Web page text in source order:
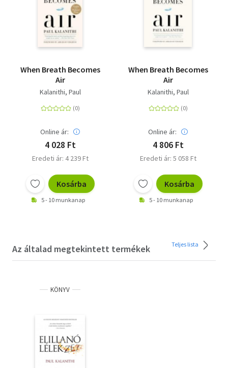
When Breath Becomes
Air
Kalanithi, Paul
Online ár:
4 028 Ft
Eredeti ár: 4 239 Ft
Kosárba
5 - 10 munkanap
When Breath Becomes
Air
Kalanithi, Paul
Online ár:
4 806 Ft
Eredeti ár: 5 058 Ft
Kosárba
5 - 10 munkanap
Az általad megtekintett termékek Teljes lista
KÖNYV